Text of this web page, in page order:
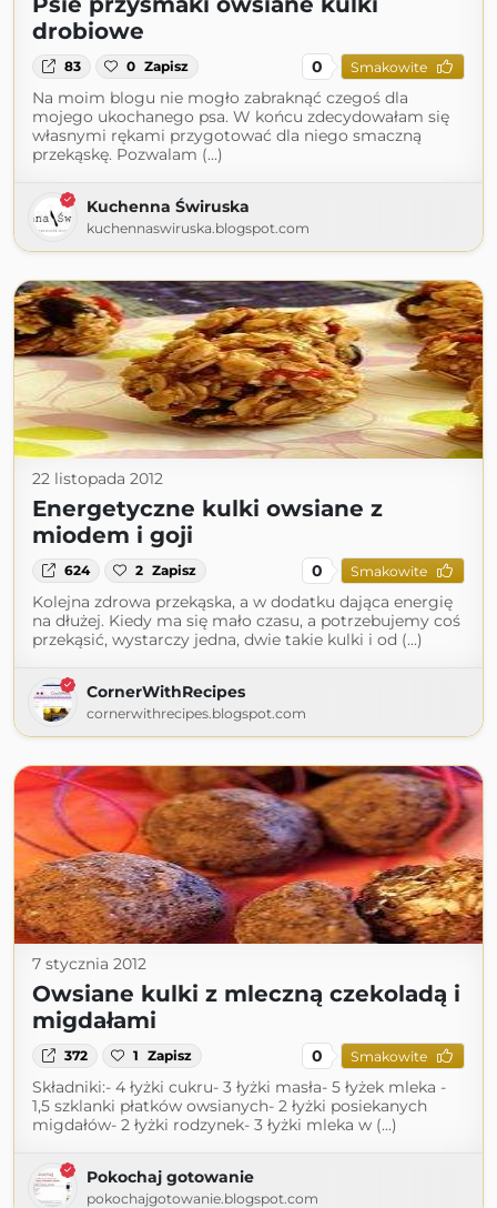
drobiowe
83 0 Zapisz 0 Smakowite
Na moim blogu nie mogło zabraknąć czegoś dla
mojego ukochanego psa. W końcu zdecydowałam się
własnymi rękami przygotować dla niego smaczną
przekąskę. Pozwalam (...)
Kuchenna Świruska
kuchennaswiruska.blogspot.com
22 listopada 2012
Energetyczne kulki owsiane z
miodem i goji
624 2 Zapisz 0 Smakowite
Kolejna zdrowa przekąska, a w dodatku dająca energię
na dłużej. Kiedy ma się mało czasu, a potrzebujemy coś
przekąsić, wystarczy jedna, dwie takie kulki i od (...)
CornerWithRecipes
cornerwithrecipes.blogspot.com
7 stycznia 2012
Owsiane kulki z mleczną czekoladą i
migdałami
372 1 Zapisz 0 Smakowite
Składniki:- 4 łyżki cukru- 3 łyżki masła- 5 łyżek mleka -
1,5 szklanki płatków owsianych- 2 łyżki posiekanych
migdałów- 2 łyżki rodzynek- 3 łyżki mleka w (...)
Pokochaj gotowanie
pokochajgotowanie.blogspot.com